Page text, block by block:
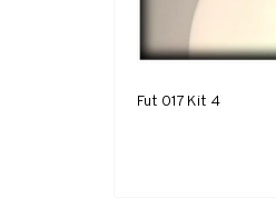
Fut 017 Kit 4